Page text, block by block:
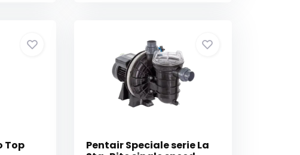
Top
Pentair Speciale serie La